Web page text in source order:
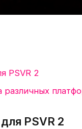
PSVR 2
различных
PSVR 2